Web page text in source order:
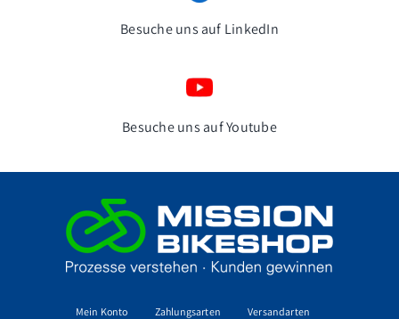
Besuche uns auf LinkedIn
Besuche uns auf Youtube
Mein Konto Zahlungsarten Versandarten